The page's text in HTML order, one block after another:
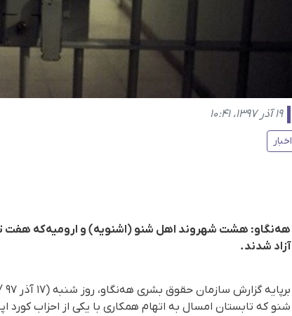
۱۹ آذر ۱۳۹۷، ۱۰:۴۱
اخبار
هەنگاو: هشت شهروند اهل شنو (اشنویە) و ارومیە کە هفت
آزاد شدند.